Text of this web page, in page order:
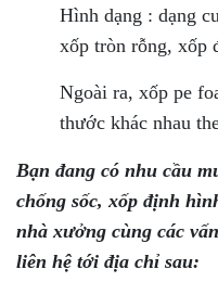
Hình dạng : dạng
xốp tròn rỗng, xốp
Ngoài ra, xốp pe
thước khác nhau
Bạn đang có nhu cầu
chống sốc, xốp định
nhà xưởng cùng các
liên hệ tới địa chỉ sau: